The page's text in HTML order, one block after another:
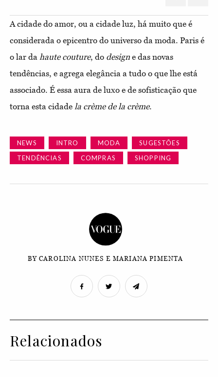
A cidade do amor, ou a cidade luz, há muito que é
considerada o epicentro do universo da moda. Paris é
o lar da haute couture, do design e das novas
tendências, e agrega elegância a tudo o que lhe está
associado. É essa aura de luxo e de sofisticação que
torna esta cidade la crème de la crème.
NEWS INTRO MODA
SUGESTÕES
TENDÊNCIAS
COMPRAS SHOPPING
BY CAROLINA NUNES E MARIANA PIMENTA
Relacionados